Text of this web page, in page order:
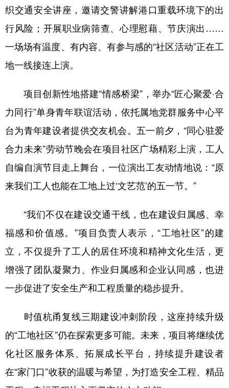
Русский язык 日本語 한국어
织交通安全讲座，邀请交警讲解港口重载环境下的出
行风险；开展职业病筛查、心理慰藉、节庆演出……
一场场有温度、有内容、有参与感的“社区活动”正在工
地一线接连上演。
项目创新性地搭建“情感桥梁”，举办“匠心聚爱·合
力同行”单身青年联谊活动，依托属地党群服务中心平
台为青年建设者提供交友机会。五一前夕，“同心驻爱
合力未来”劳动节晚会在项目社区广场精彩上演，工人
自编自演节目走上舞台，一位演出工友动情地说：“原
来我们工人也能在工地上过‘文艺范’的五一节。”
“我们不仅在建设交通干线，也在建设归属感、幸
福感和价值感。”项目负责人表示，“工地社区”的建
立，不仅提升了工人的居住环境和精神文化生活，更
增强了团队凝聚力、作业归属感和企业认同感，也进
一步促进了安全生产和工程质量的稳步提升。
时值杭甬复线三期建设冲刺阶段，这座持续升级
的“工地社区”仍在探索更多可能。未来，项目将继续优
化社区服务体系、拓展成长平台，持续提升建设者
在“家门口”收获的温暖与希望，为打造安全工程、精品